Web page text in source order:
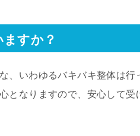
すか？
、いわゆるバキバキ整体は行
となりますので、安心して受